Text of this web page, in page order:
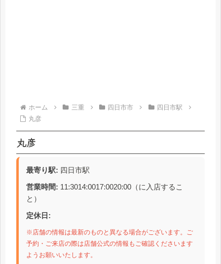
ホーム 三重 四日市市
四日市駅
丸彦
丸彦
最寄り駅: 四日市駅
営業時間: 11:3014:0017:0020:00（に入店するこ
と）
定休日:
※店舗の情報は最新のものと異なる場合がございます。ご
予約・ご来店の際は店舗公式の情報もご確認くださいます
ようお願いいたします。